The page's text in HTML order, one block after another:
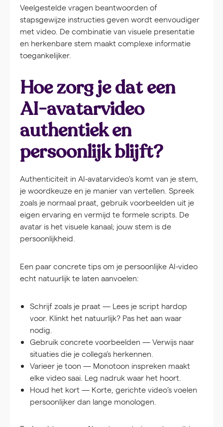
Veelgestelde vragen beantwoorden of
stapsgewijze instructies geven wordt eenvoudiger
met video. De combinatie van visuele presentatie
en herkenbare stem maakt complexe informatie
toegankelijker.
Hoe zorg je dat een
AI-avatarvideo
authentiek en
persoonlijk blijft?
Authenticiteit in AI-avatarvideo’s komt van je stem,
je woordkeuze en je manier van vertellen. Spreek
zoals je normaal praat, gebruik voorbeelden uit je
eigen ervaring en vermijd te formele scripts. De
avatar is het visuele kanaal; jouw stem is de
persoonlijkheid.
Een paar concrete tips om je persoonlijke AI-video
echt natuurlijk te laten aanvoelen:
Schrijf zoals je praat — Lees je script hardop
voor. Klinkt het natuurlijk? Pas het aan waar
nodig.
Gebruik concrete voorbeelden — Verwijs naar
situaties die je collega’s herkennen.
Varieer je toon — Monotoon inspreken maakt
elke video saai. Leg nadruk waar het hoort.
Houd het kort — Korte, gerichte video’s voelen
persoonlijker dan lange monologen.